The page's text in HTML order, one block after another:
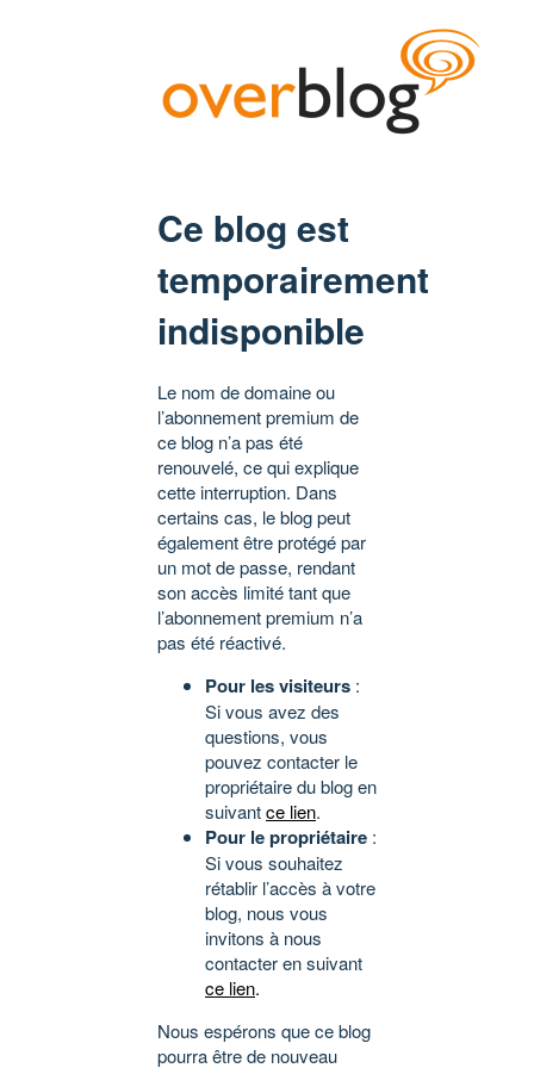
Ce blog est
temporairement
indisponible
Le nom de domaine ou
l’abonnement premium de
ce blog n’a pas été
renouvelé, ce qui explique
cette interruption. Dans
certains cas, le blog peut
également être protégé par
un mot de passe, rendant
son accès limité tant que
l’abonnement premium n’a
pas été réactivé.
Pour les visiteurs :
Si vous avez des
questions, vous
pouvez contacter le
propriétaire du blog en
suivantce lien.
Pour le propriétaire :
Si vous souhaitez
rétablir l’accès à votre
blog, nous vous
invitons à nous
contacter en suivant
ce lien.
Nous espérons que ce blog
pourra être de nouveau